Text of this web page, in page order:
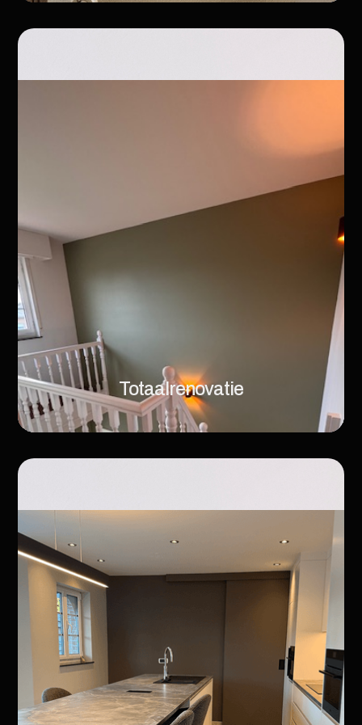
Totaalrenovatie